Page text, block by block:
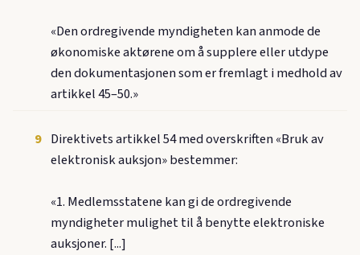
«Den ordregivende myndigheten kan anmode de
økonomiske aktørene om å supplere eller utdype
den dokumentasjonen som er fremlagt i medhold av
artikkel 45–50.»
9 Direktivets artikkel 54 med overskriften «Bruk av
elektronisk auksjon» bestemmer:
«1. Medlemsstatene kan gi de ordregivende
myndigheter mulighet til å benytte elektroniske
auksjoner. [...]